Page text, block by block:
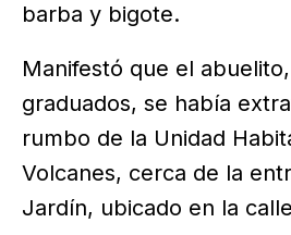
barba y bigote.
Manifestó que el
graduados, se había
rumbo de la Unidad
Volcanes, cerca de la
Jardín, ubicado en la